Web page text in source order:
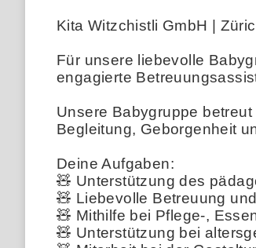
Kita Witzchistli GmbH |
Für unsere liebevolle
engagierte
Unsere Babygruppe
Begleitung, Geborgenheit
Deine Aufgaben:
🧸 Unterstützung des
🧸 Liebevolle Betreuung
🧸 Mithilfe bei Pflege-,
🧸 Unterstützung bei